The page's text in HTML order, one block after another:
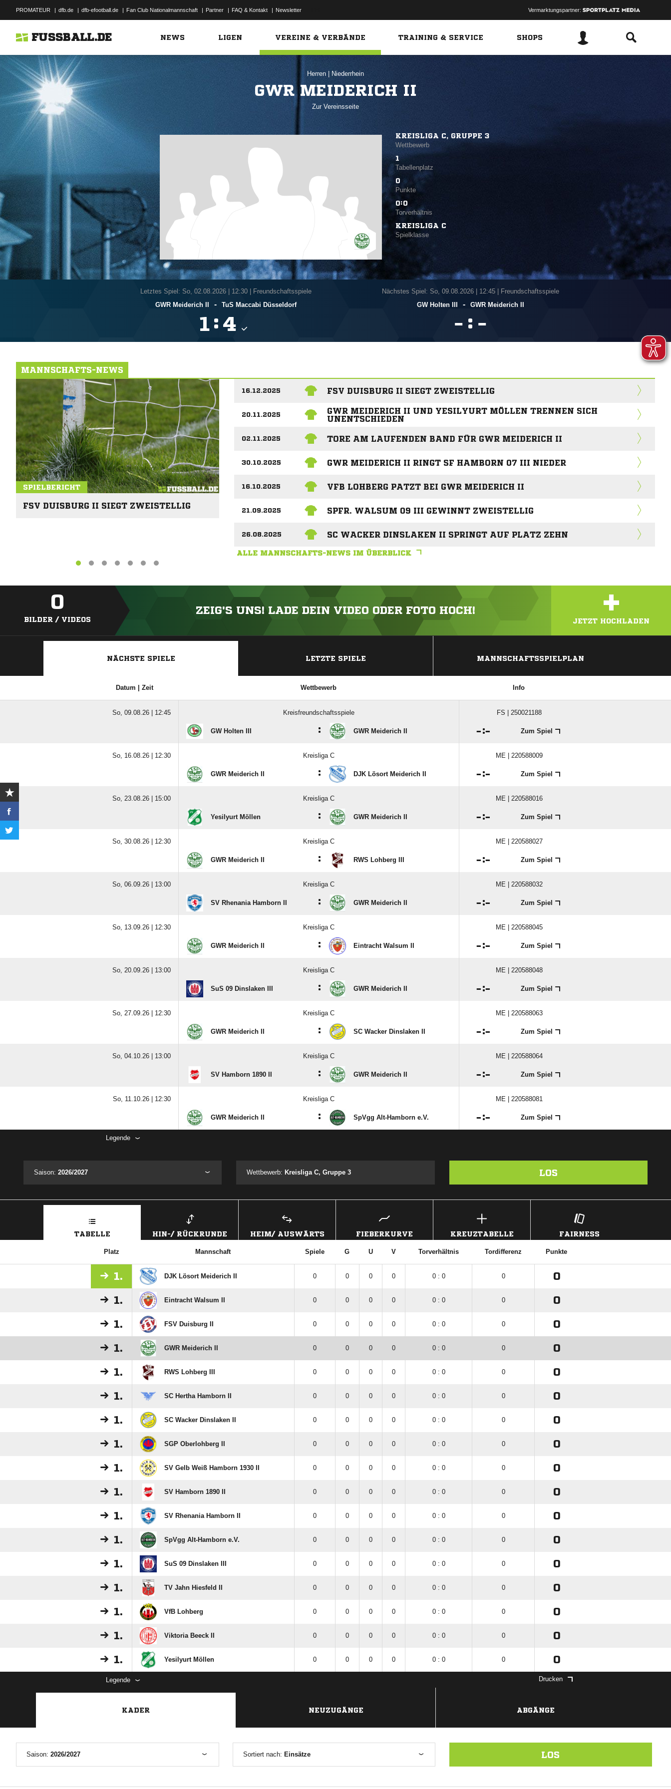
PROMATEUR | dfb.de | dfb-efootball.de | Fan Club Nationalmannschaft | Partner | FAQ & Kontakt | Newsletter Vermarktungspartner:
FUSSBALL.DE NEWS LIGEN VEREINE & VERBÄNDE TRAINING & SERVICE SHOPS
Herren Niederrhein
GWR MEIDERICH II
Zur Vereinsseite
KREISLIGA C, GRUPPE 3
Wettbewerb
1
Tabellenplatz
0
Punkte
0:0
Torverhältnis
KREISLIGA C
Spielklasse
Letztes Spiel: So, 02.08.2026| 12:30 | Freundschaftsspiele
GWR Meiderich II
- TuS Maccabi Düsseldorf
 : 
Nächstes Spiel: So, 09.08.2026| 12:45 | Freundschaftsspiele
GW Holten III
- GWR Meiderich II
 : 
MANNSCHAFTS-NEWS
SPIELBERICHT
FSV DUISBURG II SIEGT ZWEISTELLIG
16.12.2025 FSV DUISBURG II SIEGT ZWEISTELLIG
20.11.2025
GWR MEIDERICH II UND YESILYURT MÖLLEN TRENNEN SICH
UNENTSCHIEDEN
02.11.2025 TORE AM LAUFENDEN BAND FÜR GWR MEIDERICH II
30.10.2025 GWR MEIDERICH II RINGT SF HAMBORN 07 III NIEDER
16.10.2025 VFB LOHBERG PATZT BEI GWR MEIDERICH II
21.09.2025 SPFR. WALSUM 09 III GEWINNT ZWEISTELLIG
26.08.2025 SC WACKER DINSLAKEN II SPRINGT AUF PLATZ ZEHN
ALLE MANNSCHAFTS-NEWS IM ÜBERBLICK
0
BILDER / VIDEOS
ZEIG'S UNS! LADE DEIN VIDEO ODER FOTO HOCH! +
JETZT HOCHLADEN
NÄCHSTE SPIELE LETZTE SPIELE MANNSCHAFTSSPIELPLAN
Datum | Zeit Wettbewerb Info
So, 09.08.26 | 12:45 Kreisfreundschaftsspiele FS | 250021188
GW Holten III : GWR Meiderich II : Zum Spiel
So, 16.08.26 | 12:30 Kreisliga C ME | 220588009
GWR Meiderich II : DJK Lösort Meiderich II : Zum Spiel
So, 23.08.26 | 15:00 Kreisliga C ME | 220588016
Yesilyurt Möllen : GWR Meiderich II : Zum Spiel
So, 30.08.26 | 12:30 Kreisliga C ME | 220588027
GWR Meiderich II : RWS Lohberg III : Zum Spiel
So, 06.09.26 | 13:00 Kreisliga C ME | 220588032
SV Rhenania Hamborn II : GWR Meiderich II : Zum Spiel
So, 13.09.26 | 12:30 Kreisliga C ME | 220588045
GWR Meiderich II : Eintracht Walsum II : Zum Spiel
So, 20.09.26 | 13:00 Kreisliga C ME | 220588048
SuS 09 Dinslaken III : GWR Meiderich II : Zum Spiel
So, 27.09.26 | 12:30 Kreisliga C ME | 220588063
GWR Meiderich II : SC Wacker Dinslaken II : Zum Spiel
So, 04.10.26 | 13:00 Kreisliga C ME | 220588064
SV Hamborn 1890 II : GWR Meiderich II : Zum Spiel
So, 11.10.26 | 12:30 Kreisliga C ME | 220588081
GWR Meiderich II : SpVgg Alt-Hamborn e.V. : Zum Spiel
Legende
Saison: 2026/2027 Wettbewerb: Kreisliga C, Gruppe 3 LOS
TABELLE HIN-/ RÜCKRUNDE HEIM/ AUSWÄRTS FIEBERKURVE KREUZTABELLE FAIRNESS
Platz Mannschaft Spiele G U V Torverhältnis Tordifferenz Punkte
1. DJK Lösort Meiderich II 0 0 0 0 0 : 0 0 0
1. Eintracht Walsum II 0 0 0 0 0 : 0 0 0
1. FSV Duisburg II 0 0 0 0 0 : 0 0 0
1. GWR Meiderich II 0 0 0 0 0 : 0 0 0
1. RWS Lohberg III 0 0 0 0 0 : 0 0 0
1. SC Hertha Hamborn II 0 0 0 0 0 : 0 0 0
1. SC Wacker Dinslaken II 0 0 0 0 0 : 0 0 0
1. SGP Oberlohberg II 0 0 0 0 0 : 0 0 0
1. SV Gelb Weiß Hamborn 1930 II 0 0 0 0 0 : 0 0 0
1. SV Hamborn 1890 II 0 0 0 0 0 : 0 0 0
1. SV Rhenania Hamborn II 0 0 0 0 0 : 0 0 0
1. SpVgg Alt-Hamborn e.V. 0 0 0 0 0 : 0 0 0
1. SuS 09 Dinslaken III 0 0 0 0 0 : 0 0 0
1. TV Jahn Hiesfeld II 0 0 0 0 0 : 0 0 0
1. VfB Lohberg 0 0 0 0 0 : 0 0 0
1. Viktoria Beeck II 0 0 0 0 0 : 0 0 0
1. Yesilyurt Möllen 0 0 0 0 0 : 0 0 0
Legende Drucken
KADER NEUZUGÄNGE ABGÄNGE
Saison: 2026/2027 Sortiert nach: Einsätze LOS